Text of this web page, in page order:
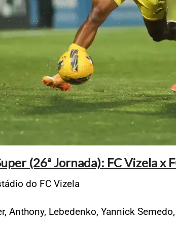
(26ª Jornada): FC Vizela x
do FC Vizela
Anthony, Lebedenko, Yannick